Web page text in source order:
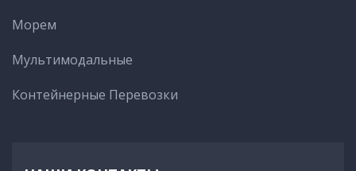
Морем
Мультимодальные
Контейнерные Перевозки